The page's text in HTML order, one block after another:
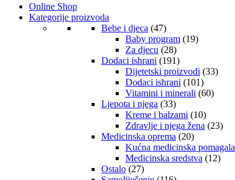
Online Shop
Kategorije proizvoda
Bebe i djeca (47)
Baby program (19)
Za djecu (28)
Dodaci ishrani (191)
Dijetetski proizvodi (33)
Dodaci ishrani (101)
Vitamini i minerali (60)
Ljepota i njega (33)
Kreme i balzami (10)
Zdravlje i njega žena (23)
Medicinska oprema (20)
Kućna medicinska pomagala
Medicinska sredstva (12)
Ostalo (27)